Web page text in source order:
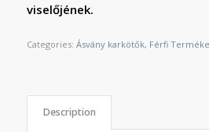
viselőjének.
Categories: Ásvány karkötők, Férfi
Description